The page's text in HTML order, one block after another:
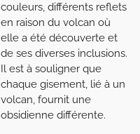
couleurs, différents reflets
en raison du volcan où
elle a été découverte et
de ses diverses inclusions.
Il est à souligner que
chaque gisement, lié à un
volcan, fournit une
obsidienne différente.